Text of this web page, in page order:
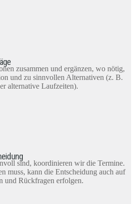
zusammen und ergänzen, wo nötig,
und zu sinnvollen Alternativen (z. B.
alternative Laufzeiten).
sind, koordinieren wir die Termine.
muss, kann die Entscheidung auch auf
und Rückfragen erfolgen.